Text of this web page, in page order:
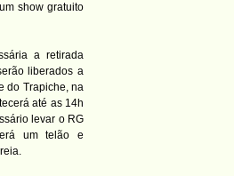
show gratuito
a retirada
liberados a
do Trapiche, na
até as 14h
levar o RG
um telão e